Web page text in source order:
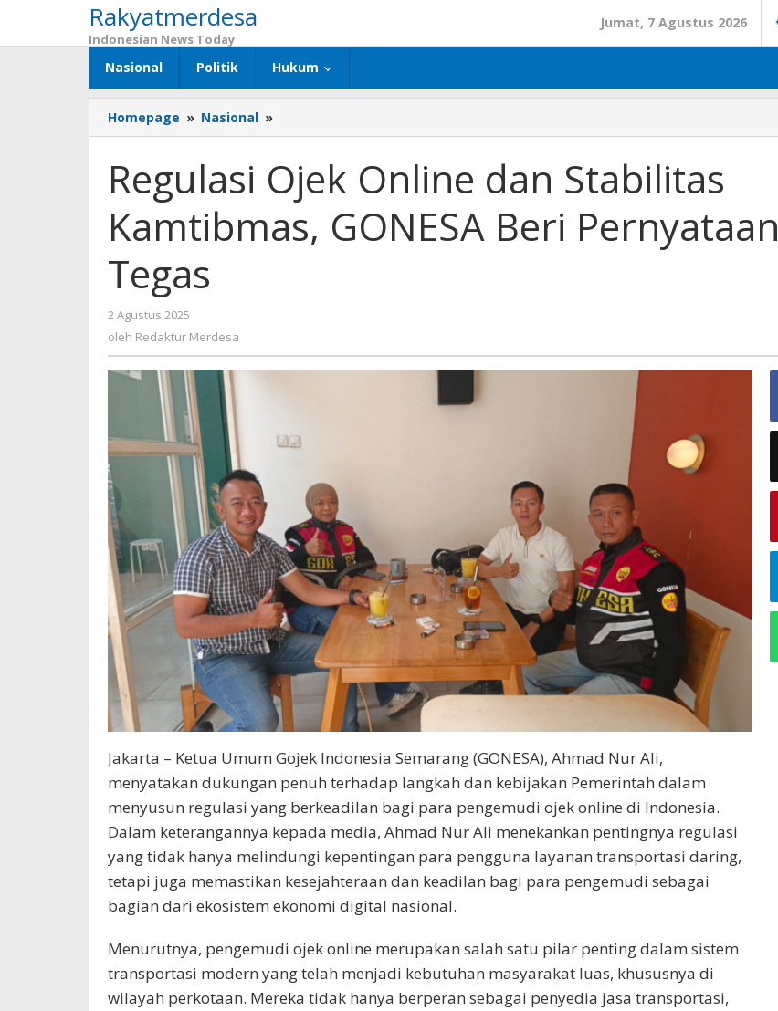
konten
Rakyatmerdesa
Indonesian News Today
Jumat, 7 Agustus 2026
Nasional Politik Hukum
Homepage » Nasional »
Ojek
dan
Stabilitas
Kamtibmas,
GONESA
Regulasi Ojek Online dan Stabilitas
Kamtibmas, GONESA Beri Pernyataan
Tegas
2 Agustus 2025
Redaktur
oleh Redaktur Merdesa
Jakarta – Ketua Umum Gojek Indonesia Semarang (GONESA), Ahmad Nur Ali,
menyatakan dukungan penuh terhadap langkah dan kebijakan Pemerintah dalam
menyusun regulasi yang berkeadilan bagi para pengemudi ojek online di Indonesia.
Dalam keterangannya kepada media, Ahmad Nur Ali menekankan pentingnya regulasi
yang tidak hanya melindungi kepentingan para pengguna layanan transportasi daring,
tetapi juga memastikan kesejahteraan dan keadilan bagi para pengemudi sebagai
bagian dari ekosistem ekonomi digital nasional.
Menurutnya, pengemudi ojek online merupakan salah satu pilar penting dalam sistem
transportasi modern yang telah menjadi kebutuhan masyarakat luas, khususnya di
wilayah perkotaan. Mereka tidak hanya berperan sebagai penyedia jasa transportasi,